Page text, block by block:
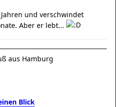
und verschwindet
Aber er lebt...
aus Hamburg
Blick